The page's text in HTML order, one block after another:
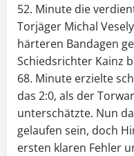
52. Minute die
Torjäger Michal
härteren Bandagen
Schiedsrichter Kainz
68. Minute erzielte
das 2:0, als der
unterschätzte. Nun
gelaufen sein, doch
ersten klaren Fehler